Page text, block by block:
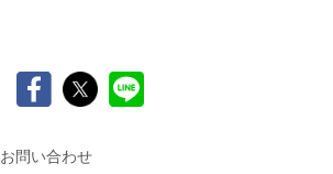
お問い合わせ